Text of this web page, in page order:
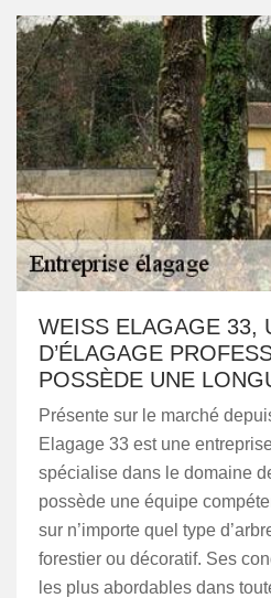
WEISS ELAGAGE 33,
D’ÉLAGAGE
POSSÈDE UNE
Présente sur le marché
Elagage 33 est une
spécialise dans le domaine
possède une équipe
sur n’importe quel type
forestier ou décoratif. Ses
les plus abordables dans